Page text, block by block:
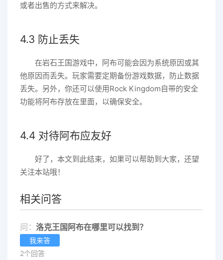
或者出售的方式来解决。
4.3 防止丢失
在岩石王国游戏中，阿布可能会因为系统原因或其
他原因而丢失。玩家需要定期备份游戏数据，防止数据
丢失。另外，你还可以使用Rock Kingdom自带的安全
功能将阿布存放在里面，以确保安全。
4.4 对待阿布应友好
好了，本文到此结束，如果可以帮助到大家，还望
关注本站哦！
相关问答
问： 洛克王国阿布在哪里可以找到？
我来答
2个回答